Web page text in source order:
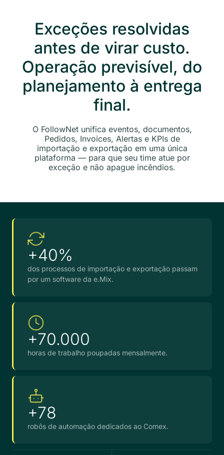
Exceções resolvidas
antes de virar custo.
Operação previsível, do
planejamento à entrega
final.
O FollowNet unifica eventos, documentos,
Pedidos, Invoices, Alertas e KPIs de
importação e exportação em uma única
plataforma — para que seu time atue por
exceção e não apague incêndios.
+40%
dos processos de importação e exportação passam
por um software da e.Mix.
+70.000
horas de trabalho poupadas mensalmente.
+78
robôs de automação dedicados ao Comex.